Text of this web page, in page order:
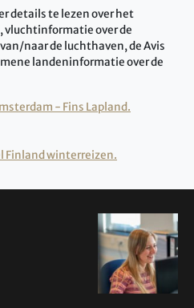
details te lezen over het
vluchtinformatie over de
naar de luchthaven, de Avis
landeninformatie over de
- Fins Lapland.
Finland winterreizen.